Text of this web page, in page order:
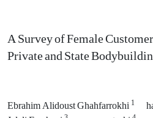
A Survey of Female
Private and State
Ebrahim Alidoust Ghahfarrokhi1